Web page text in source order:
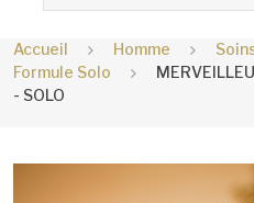
Accueil Homme
Formule Solo
- SOLO